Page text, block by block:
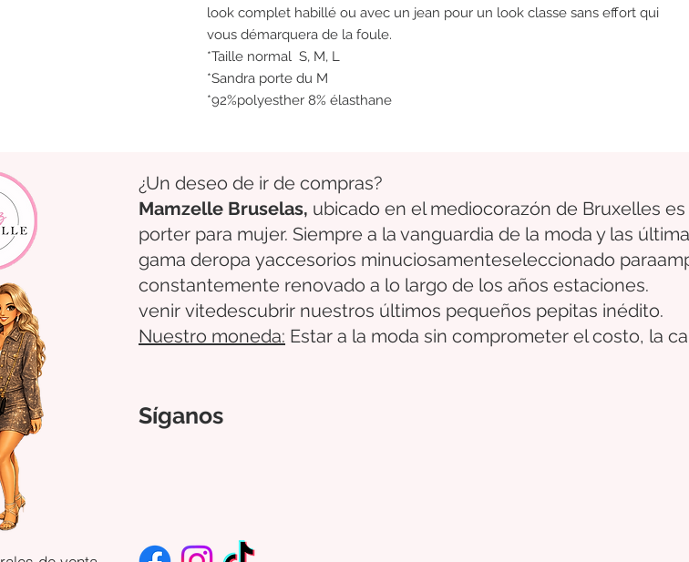
look complet habillé ou avec un jean pour un look classe sans effort qui
vous démarquera de la foule.
*Taille normal S, M, L
*Sandra porte du M
*92%polyesther 8% élasthane
¿Un deseo de ir de compras?
Mamzelle Bruselas, ubicado en el mediocorazón de Bruxelles
porter para mujer. Siempre a la vanguardia de la moda y las
gama deropa yaccesorios minuciosamenteseleccionado para
constantemente renovado a lo largo de los años estaciones.
venir vitedescubrir nuestros últimos pequeños pepitas inédito.
Nuestro moneda: Estar a la moda sin comprometer el costo, la
Síganos